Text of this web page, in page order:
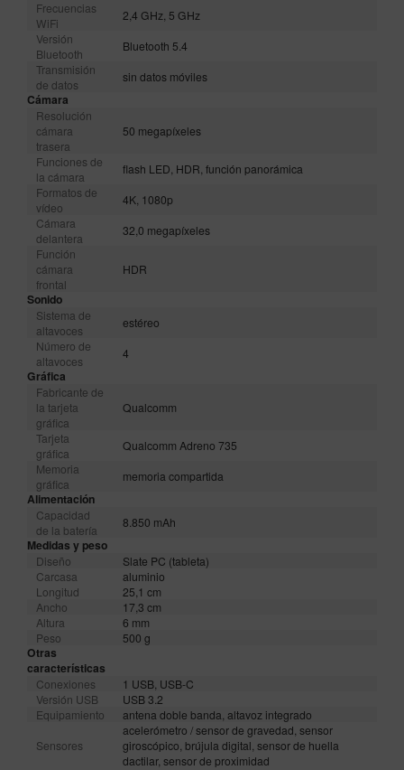
Frecuencias
WiFi
2,4 GHz, 5 GHz
Versión
Bluetooth
Bluetooth 5.4
Transmisión
de datos
sin datos móviles
Cámara
Resolución
cámara
trasera
50 megapíxeles
Funciones de
la cámara
flash LED, HDR, función panorámica
Formatos de
vídeo
4K, 1080p
Cámara
delantera
32,0 megapíxeles
Función
cámara
frontal
HDR
Sonido
Sistema de
altavoces
estéreo
Número de
altavoces
4
Gráfica
Fabricante de
la tarjeta
gráfica
Qualcomm
Tarjeta
gráfica
Qualcomm Adreno 735
Memoria
gráfica
memoria compartida
Alimentación
Capacidad
de la batería
8.850 mAh
Medidas y peso
Diseño
Slate PC (tableta)
Carcasa
aluminio
Longitud
25,1 cm
Ancho
17,3 cm
Altura
6 mm
Peso
500 g
Otras
características
Conexiones
1 USB, USB-C
Versión USB
USB 3.2
Equipamiento
antena doble banda, altavoz integrado
Sensores
acelerómetro / sensor de gravedad, sensor
giroscópico, brújula digital, sensor de huella
dactilar, sensor de proximidad